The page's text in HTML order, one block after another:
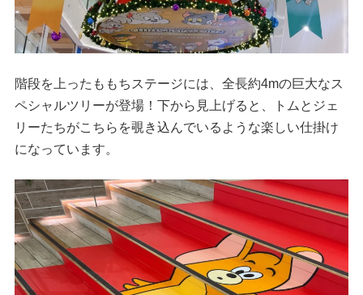
階段を上ったももちステージには、全長約4mの巨大なス
ペシャルツリーが登場！下から見上げると、トムとジェ
リーたちがこちらを覗き込んでいるような楽しい仕掛け
になっています。